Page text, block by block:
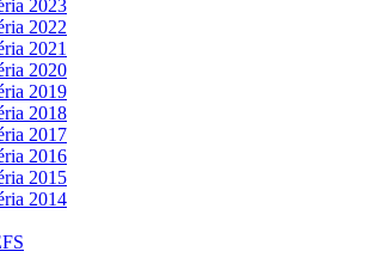
2023
2022
2021
2020
2019
2018
2017
2016
2015
2014